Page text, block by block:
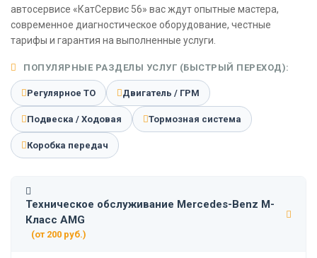
автосервисе «КатСервис 56» вас ждут опытные мастера,
современное диагностическое оборудование, честные
тарифы и гарантия на выполненные услуги.
ПОПУЛЯРНЫЕ РАЗДЕЛЫ УСЛУГ (БЫСТРЫЙ ПЕРЕХОД):
Регулярное ТО Двигатель / ГРМ
Подвеска / Ходовая Тормозная система
Коробка передач
Техническое обслуживание Mercedes-Benz M-
Класс AMG
(от 200 руб.)